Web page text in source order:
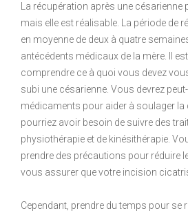
La récupération après une césarienne
mais elle est réalisable. La période de
en moyenne de deux à quatre
antécédents médicaux de la mère. Il
comprendre ce à quoi vous devez
subi une césarienne. Vous devrez
médicaments pour aider à soulager la
pourriez avoir besoin de suivre des
physiothérapie et de kinésithérapie.
prendre des précautions pour réduire
vous assurer que votre incision
Cependant, prendre du temps pour se